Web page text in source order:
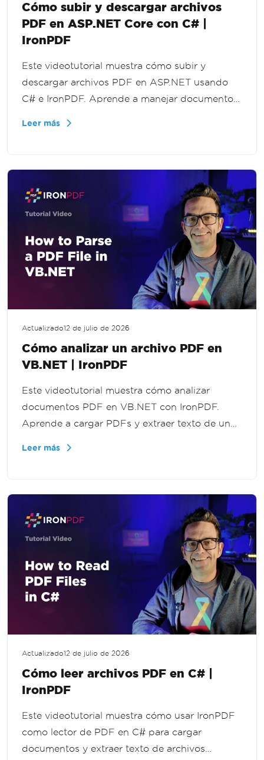
Cómo subir y descargar archivos
PDF en ASP.NET Core con C# |
IronPDF
Este videotutorial muestra cómo subir y
descargar archivos PDF en ASP.NET usando
C# e IronPDF. Aprende a manejar documentos
Leer más
Actualizado12 de julio de 2026
Cómo analizar un archivo PDF en
VB.NET | IronPDF
Este videotutorial muestra cómo analizar
documentos PDF en VB.NET con IronPDF.
Aprende a cargar PDFs y extraer texto de un
Leer más
Actualizado12 de julio de 2026
Cómo leer archivos PDF en C# |
IronPDF
Este videotutorial muestra cómo usar IronPDF
como lector de PDF en C# para cargar
documentos y extraer texto de archivos